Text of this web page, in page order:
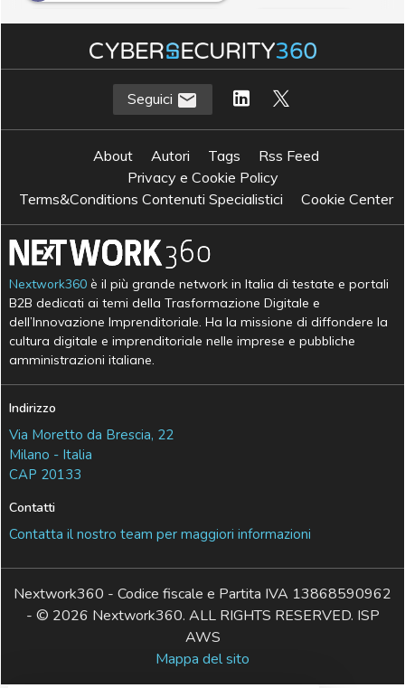
F firma elettronica avanzata S smart card
Tessera sanitaria
Seguici
About Autori Tags
Rss Feed
Privacy e Cookie Policy
Terms&Conditions Contenuti Specialistici
Cookie Center
Nextwork360 è il più grande network in Italia di testate e portali
B2B dedicati ai temi della Trasformazione Digitale e
dell’Innovazione Imprenditoriale. Ha la missione di diffondere la
cultura digitale e imprenditoriale nelle imprese e pubbliche
amministrazioni italiane.
Indirizzo
Via Moretto da Brescia, 22
Milano - Italia
CAP 20133
Contatti
Contatta il nostro team per maggiori informazioni
Nextwork360 - Codice fiscale e Partita IVA 13868590962
- © 2026 Nextwork360. ALL RIGHTS RESERVED. ISP
AWS
Mappa del sito